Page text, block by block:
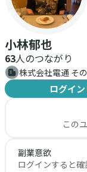
小林郁也
63人のつながり
株式会社電通 そ
ログイ
この
副業意欲
ログインすると